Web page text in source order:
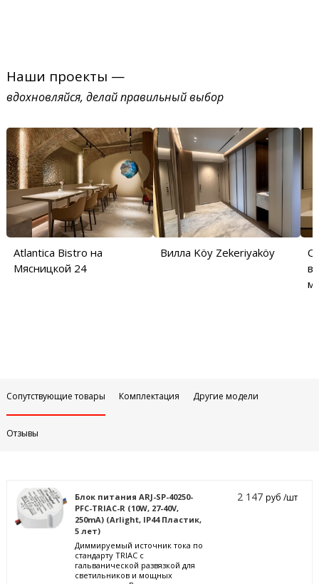
Наши проекты —
вдохновляйся, делай правильный выбор
Atlantica Bistro на
Мясницкой 24
Вилла Köy Zekeriyaköy
Сопутствующие товары Комплектация Другие модели
Отзывы
Блок питания ARJ-SP-40250-
PFC-TRIAC-R (10W, 27-40V,
250mA) (Arlight, IP44 Пластик,
5 лет)
Диммируемый источник тока по
стандарту TRIAC с
гальванической развязкой для
светильников и мощных
2 147руб /шт